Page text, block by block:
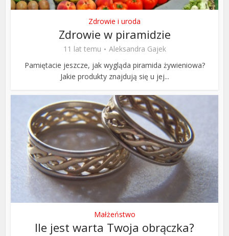
Zdrowie i uroda
Zdrowie w piramidzie
11 lat temu
Aleksandra Gajek
Pamiętacie jeszcze, jak wygląda piramida żywieniowa?
Jakie produkty znajdują się u jej...
Małżeństwo
Ile jest warta Twoja obrączka?